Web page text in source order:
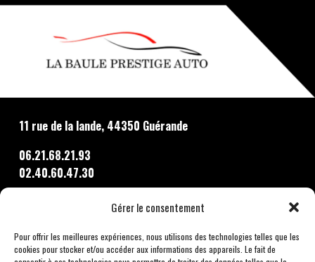
Gérer le consentement
Pour offrir les meilleures expériences, nous utilisons des technologies telles que les
cookies pour stocker et/ou accéder aux informations des appareils. Le fait de
11 rue de la lande, 44350 Guérande
06.21.68.21.93
02.40.60.47.30
CONTACT@LBPAUTO.FR
ATELIER@LBPAUTO.FR